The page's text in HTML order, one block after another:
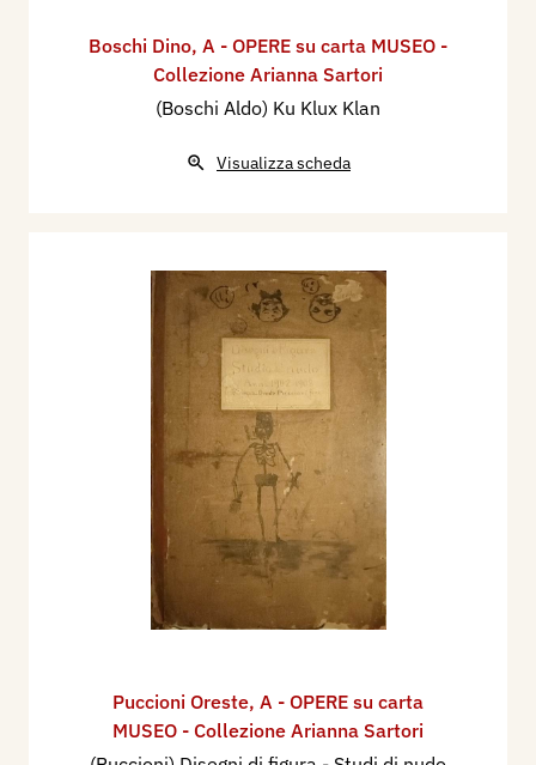
Boschi Dino, A - OPERE su carta MUSEO -
Collezione Arianna Sartori
(Boschi Aldo) Ku Klux Klan
Visualizza scheda
Puccioni Oreste, A - OPERE su carta
MUSEO - Collezione Arianna Sartori